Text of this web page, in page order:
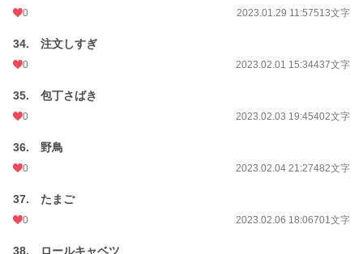
0 2023.01.29 11:57513文字
34. 注文しすぎ
0 2023.02.01 15:34437文字
35. 包丁さばき
0 2023.02.03 19:45402文字
36. 野鳥
0 2023.02.04 21:27482文字
37. たまご
0 2023.02.06 18:06701文字
38. ロールキャベツ